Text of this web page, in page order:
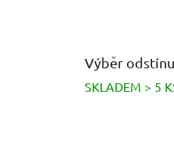
Výběr
SKLADEM > 5